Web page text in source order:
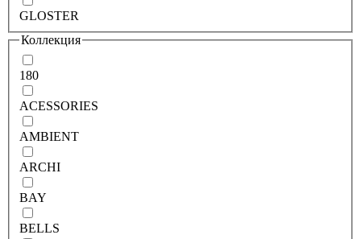
GLOSTER
Коллекция
180
ACESSORIES
AMBIENT
ARCHI
BAY
BELLS